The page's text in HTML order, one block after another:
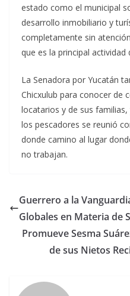
estado como el municipal
desarrollo inmobiliario y
completamente sin
que es la principal actividad
La Senadora por Yucatán
Chicxulub para conocer de
locatarios y de sus
los pescadores se reunió
donde camino al lugar
no trabajan.
Guerrero a la
Globales en Materia de
Promueve Sesma
de sus Nietos